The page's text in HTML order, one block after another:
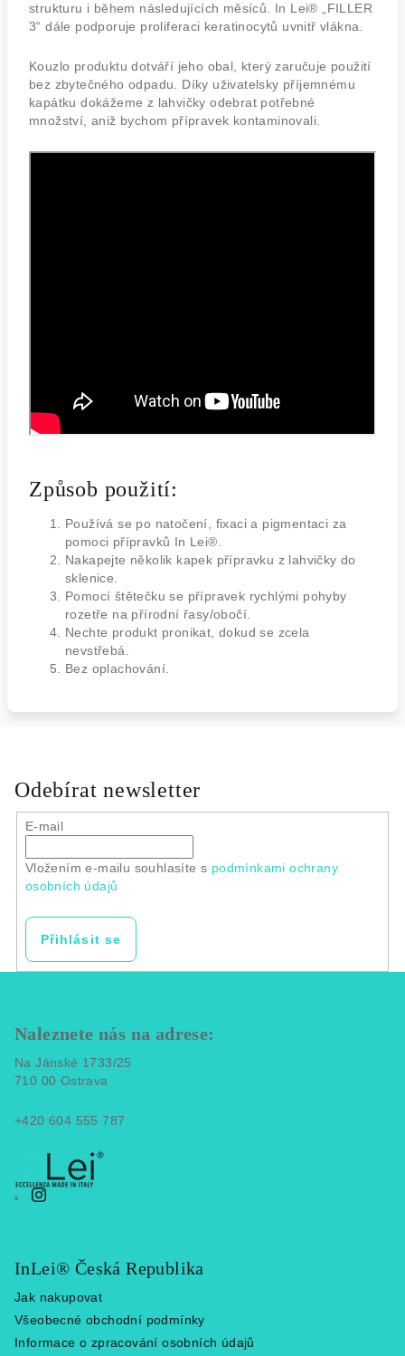
strukturu i během následujících měsíců. In Lei® „FILLER
3“ dále podporuje proliferaci keratinocytů uvnitř vlákna.
Kouzlo produktu dotváří jeho obal, který zaručuje použití
bez zbytečného odpadu. Díky uživatelsky příjemnému
kapátku dokážeme z lahvičky odebrat potřebné
množství, aniž bychom přípravek kontaminovali.
Způsob použití:
Používá se po natočení, fixaci a pigmentaci za
pomoci přípravků In Lei®.
Nakapejte několik kapek přípravku z lahvičky do
sklenice.
Pomocí štětečku se přípravek rychlými pohyby
rozetře na přírodní řasy/obočí.
Nechte produkt pronikat, dokud se zcela
nevstřebá.
Bez oplachování.
Odebírat newsletter
E-mail
Vložením e-mailu souhlasíte s podmínkami ochrany
osobních údajů
Přihlásit se
Naleznete nás na adrese:
Na Jánské 1733/25
710 00 Ostrava
+420 604 555 787
InLei® Česká Republika
Jak nakupovat
Všeobecné obchodní podmínky
Informace o zpracování osobních údajů